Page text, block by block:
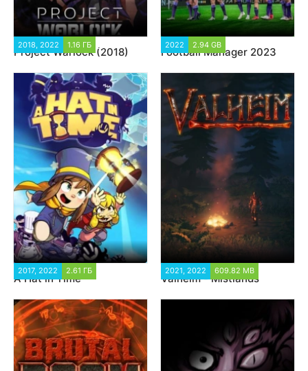
2018, 2022 1.16 ГБ
Project Warlock (2018)
2022 2.94 GB
Football Manager 2023
2017, 2022 2.61 ГБ
A Hat in Time
2021, 2022 609.82 MB
Valheim - Mistlands